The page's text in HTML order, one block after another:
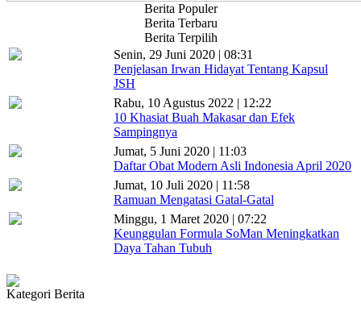
Berita Populer
Berita Terbaru
Berita Terpilih
Senin, 29 Juni 2020 | 08:31
Penjelasan Irwan Hidayat Tentang Kapsul
JSH
Rabu, 10 Agustus 2022 | 12:22
10 Khasiat Buah Makasar dan Efek
Sampingnya
Jumat, 5 Juni 2020 | 11:03
Daftar Obat Modern Asli Indonesia April 2020
Jumat, 10 Juli 2020 | 11:58
Ramuan Mengatasi Gatal-Gatal
Minggu, 1 Maret 2020 | 07:22
Keunggulan Formula SoMan Meningkatkan
Daya Tahan Tubuh
Kategori Berita